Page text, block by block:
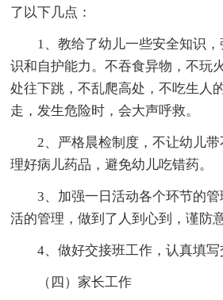
了以下几点：
1、教给了幼儿一些安全知识
识和自护能力。不吞食异物，不玩
处往下跳，不乱爬高处，不吃生人
走，发生危险时，会大声呼救。
2、严格晨检制度，不让幼儿
理好病儿药品，避免幼儿吃错药。
3、加强一日活动各个环节的
活的管理，做到了人到心到，谨防
4、做好交接班工作，认真填写
（四）家长工作